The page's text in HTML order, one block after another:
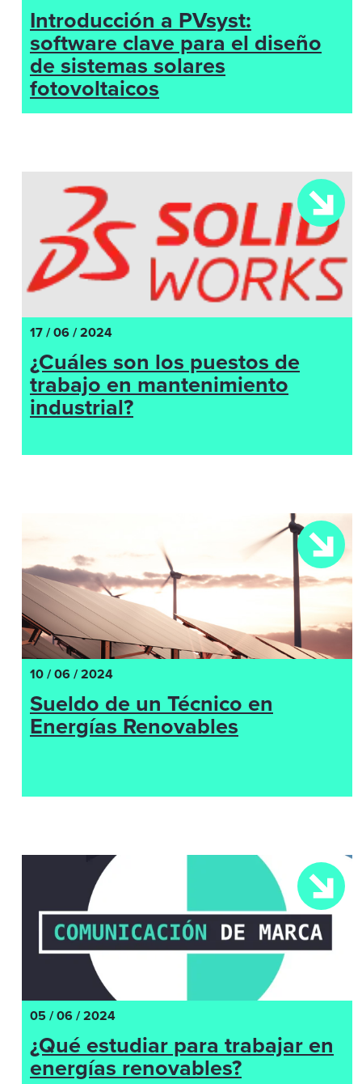
Introducción a PVsyst:
software clave para el diseño
de sistemas solares
fotovoltaicos
17 / 06 / 2024
¿Cuáles son los puestos de
trabajo en mantenimiento
industrial?
10 / 06 / 2024
Sueldo de un Técnico en
Energías Renovables
05 / 06 / 2024
¿Qué estudiar para trabajar en
energías renovables?